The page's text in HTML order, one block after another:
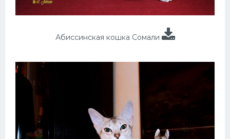
Абиссинская кошка Сомали